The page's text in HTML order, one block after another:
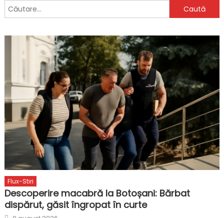
Caută
după:
Flux-Stiri
Descoperire macabră la Botoșani: Bărbat
dispărut, găsit îngropat în curte
Posted